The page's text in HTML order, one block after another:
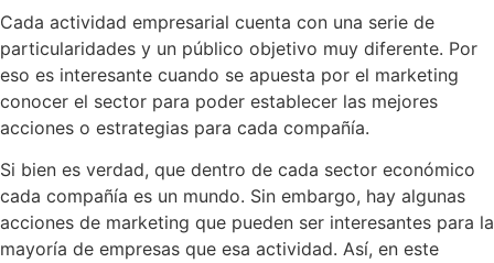
Cada actividad empresarial cuenta con una serie de
particularidades y un público objetivo muy diferente. Por
eso es interesante cuando se apuesta por el marketing
conocer el sector para poder establecer las mejores
acciones o estrategias para cada compañía.
Si bien es verdad, que dentro de cada sector económico
cada compañía es un mundo. Sin embargo, hay algunas
acciones de marketing que pueden ser interesantes para la
mayoría de empresas que esa actividad. Así, en este